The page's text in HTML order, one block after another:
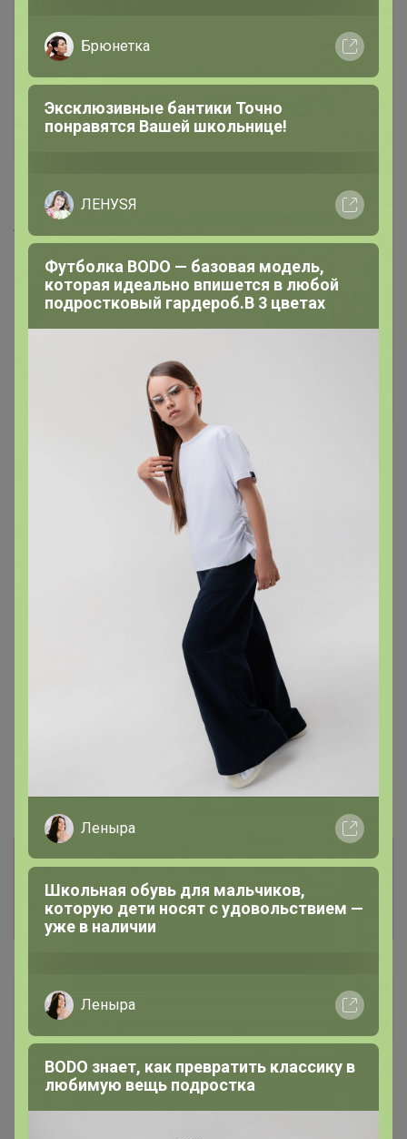
765р
BRAUS Стельки CARBON
SPORT
Салфетки Udalix
очищающие от пятен
Информация о заказах доступна
лишь членам клуба
Показать
3412_111
11 января, 2021 09:43
Брюнетка
Эксклюзивные бантики Точно
понравятся Вашей школьнице!
ЛЕНУSЯ
Футболка BODO — базовая модель,
которая идеально впишется в любой
подростковый гардероб.В 3 цветах
Леныра
Школьная обувь для мальчиков,
которую дети носят с удовольствием —
уже в наличии
Леныра
BODO знает, как превратить классику в
любимую вещь подростка